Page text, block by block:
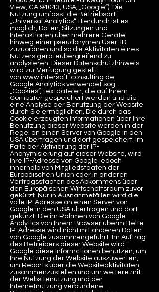
View, CA 94043, USA; „Google“). Die
Nutzung umfasst die Betriebsart
„Universal Analytics“. Hierdurch ist es
möglich, Daten, Sitzungen und
Interaktionen über mehrere Geräte
hinweg einer pseudonymen User-ID
zuzuordnen und so die Aktivitäten eines
Nutzers geräteübergreifend zu
analysieren. Dieser Datenschutzhinweis
wird zur Verfügung gestellt
von www.intersoft-consulting.de.
Google Analytics verwendet sog.
„Cookies“, Textdateien, die auf Ihrem
Computer gespeichert werden und die
eine Analyse der Benutzung der Website
durch Sie ermöglichen. Die durch das
Cookie erzeugten Informationen über Ihre
Benutzung dieser Website werden in der
Regel an einen Server von Google in den
USA übertragen und dort gespeichert. Im
Falle der Aktivierung der IP-
Anonymisierung auf dieser Website, wird
Ihre IP-Adresse von Google jedoch
innerhalb von Mitgliedstaaten der
Europäischen Union oder in anderen
Vertragsstaaten des Abkommens über
den Europäischen Wirtschaftsraum zuvor
gekürzt. Nur in Ausnahmefällen wird die
volle IP-Adresse an einen Server von
Google in den USA übertragen und dort
gekürzt. Die im Rahmen von Google
Analytics von Ihrem Browser übermittelte
IP-Adresse wird nicht mit anderen Daten
von Google zusammengeführt. Im Auftrag
des Betreibers dieser Website wird
Google diese Informationen benutzen, um
Ihre Nutzung der Website auszuwerten,
um Reports über die Websiteaktivitäten
zusammenzustellen und um weitere mit
der Websitenutzung und der
Internetnutzung verbundene